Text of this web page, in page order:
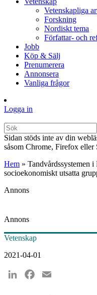
Vetenskapliga
Forskning
Nordiskt tema
Författar- och
Jobb
Köp & Sälj
Prenumerera
Annonsera
Vanliga frågor
Logga in
Sidan stöds inte av din
såsom Chrome, Firefox eller
Hem » Tandvårdssystemen
socioekonomiskt utsatta
Annons
Annons
Vetenskap
2021-04-01
LinkedInFacebook